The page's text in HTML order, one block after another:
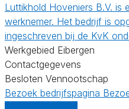
Luttikhold Hoveniers B.V. is
werknemer. Het bedrijf is
ingeschreven bij de KvK
Werkgebied Eibergen
Contactgegevens
Besloten Vennootschap
Bezoek bedrijfspagina